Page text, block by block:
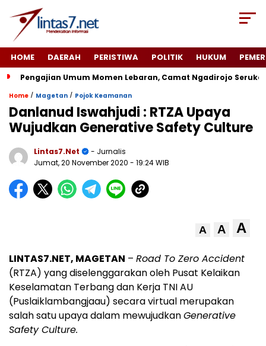
HOME DAERAH PERISTIWA POLITIK HUKUM
Pengajian Umum Momen Lebaran, Camat Ngadirojo
Home / Magetan / Pojok Keamanan
Danlanud Iswahjudi : RTZA Upaya
Wujudkan Generative Safety Culture
Lintas7.net
- Jurnalis
Jumat, 20 November 2020 - 19:24 WIB
A A A
LINTAS7.NET, MAGETAN – Road To Zero Accident
(RTZA) yang diselenggarakan oleh Pusat Kelaikan
Keselamatan Terbang dan Kerja TNI AU
(Puslaiklambangjaau) secara virtual merupakan
salah satu upaya dalam mewujudkanGenerative
Safety Culture.